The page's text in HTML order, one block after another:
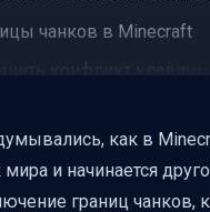
чанков в Minecraft
конфликт клавиш
клавиш
решенакак в
мира и начинается
границ